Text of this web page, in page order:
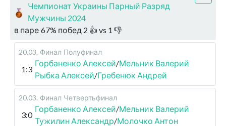
Чемпионат Украины Парный Разряд
Мужчины 2024
в паре 67% побед 2 👍 vs 1 👎
20.03. Финал Полуфинал
1:3
Горбаненко Алексей/Мельник Валерий
Рыбка Алексей/Гребенюк Андрей
20.03. Финал Четвертьфинал
3:0
Горбаненко Алексей/Мельник Валерий
Тужилин Александр/Молочко Антон